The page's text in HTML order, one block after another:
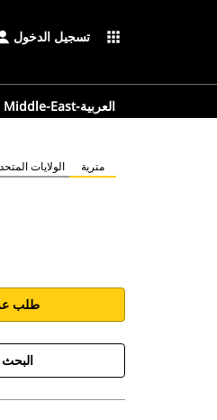
تسجيل الدخول apps
Africa Middle-East-العربية
الولايات مترية
طلب